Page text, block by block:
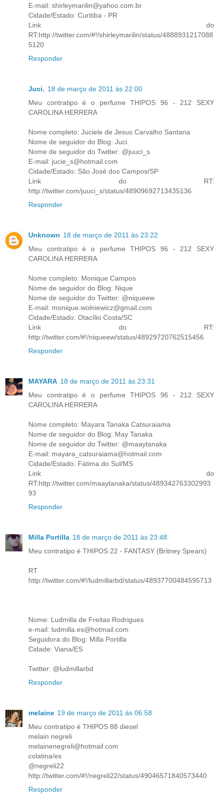
E-mail: shirleymarilin@yahoo.com.br
Cidade/Estado: Curitiba - PR
Link do
RT:http://twitter.com/#!/shirleymarilin/status/4888931217088
5120
Responder
Juci. 18 de março de 2011 às 22:00
Meu contratipo é o perfume THIPOS 96 - 212 SEXY
CAROLINA HERRERA
Nome completo: Juciele de Jesus Carvalho Santana
Nome de seguidor do Blog: Juci.
Nome de seguidor do Twitter: @juuci_s
E-mail: jucie_s@hotmail.com
Cidade/Estado: São José dos Campos/SP
Link do RT:
http://twitter.com/juuci_s/status/48909692713435136
Responder
Unknown 18 de março de 2011 às 23:22
Meu contratipo é o perfume THIPOS 96 - 212 SEXY
CAROLINA HERRERA
Nome completo: Monique Campos
Nome de seguidor do Blog: Nique
Nome de seguidor do Twitter: @niqueew
E-mail: monique.wolniewicz@gmail.com
Cidade/Estado: Otacílio Costa/SC
Link do RT:
http://twitter.com/#!/niqueew/status/48929720762515456
Responder
MAYARA 18 de março de 2011 às 23:31
Meu contratipo é o perfume THIPOS 96 - 212 SEXY
CAROLINA HERRERA
Nome completo: Mayara Tanaka Catsuraiama
Nome de seguidor do Blog: May Tanaka
Nome de seguidor do Twitter: @maaytanaka
E-mail: mayara_catsuraiama@hotmail.com
Cidade/Estado: Fátima do Sul/MS
Link do
RT:http://twitter.com/maaytanaka/status/489342763302993
93
Responder
Milla Portilla 18 de março de 2011 às 23:48
Meu contratipo é THIPOS 22 - FANTASY (Britney Spears)
RT
http://twitter.com/#!/ludmillarbd/status/48937700484595713
Nome: Ludmilla de Freitas Rodrigues
e-mail: ludmilla.es@hotmail.com
Seguidora do Blog: Milla Portilla
Cidade: Viana/ES
Twitter: @ludmillarbd
Responder
melaine 19 de março de 2011 às 06:58
Meu contratipo é THIPOS 88 diesel
melain negreli
melainenegreli@hotmail.com
colatina/es
@negreli22
http://twitter.com/#!/negreli22/status/49046571840573440
Responder